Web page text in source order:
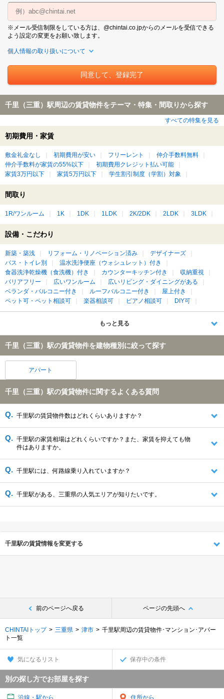
※メール受信制限をしている方は、@chintai.co.jpからのメールを受信できる
よう設定の変更をお願い致します。
個人情報の取り扱いについて
千里（三重）駅周辺の賃貸物件をテーマ・特集・間取りから探す
すべての特集を見る
初期費用・家賃
敷金礼金なし 初期費用が安い フリーレント
仲介手数料無料
仲介手数料が家賃の55%以下
初期費用クレジット払い可能
家賃3万円以下
家賃5万円以下 学生割引制度（学割）対象
間取り
1R/ワンルーム 1K 1DK 1LDK 2K/2DK 2LDK 3LDK
設備・こだわり
新築・築浅 リフォーム・リノベーション済み
デザイナーズ
バス・トイレ別
温水洗浄便座（ウォシュレット）付き
食器洗浄乾燥機（食洗機）付き
カウンターキッチン付き
収納重視
バリアフリー
広いワンルーム
広いリビング・ダイニングがある
ベランダ・バルコニー付き
ルーフバルコニー付き
屋上付き
ペット可・ペット相談可
楽器相談可 ピアノ相談可 DIY可
もっと見る
千里（三重）駅の賃貸物件を建物種別に絞って探す
アパート
千里（三重）駅の賃貸物件に関するよくある質問
千里駅の賃貸物件数はどれくらいありますか？
千里駅の家賃相場はどれくらいですか？また、家賃を抑えても物
件はありますか。
千里駅には、何路線乗り入れていますか？
千里駅がある、三重県の人気エリアが知りたいです。
千里駅の賃貸情報を変更する
前のページへ戻る ページの先頭へ
CHINTAIトップ 三重県 津市
千里駅周辺の賃貸物件･マンション･アパー
ト一覧
気になるリスト 保存中の条件
別の探し方でお部屋を探す
沿線・駅から 住所から